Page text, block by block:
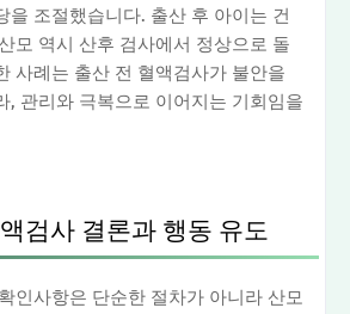
을 조절했습니다. 출산 후 아이는 건
모 역시 산후 검사에서 정상으로 돌
사례는 출산 전 혈액검사가 불안을
, 관리와 극복으로 이어지는 기회임을
검사 결론과 행동 유도
인사항은 단순한 절차가 아니라 산모